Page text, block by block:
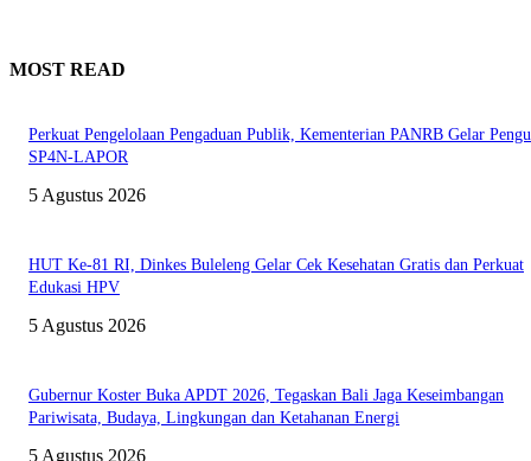
MOST READ
Perkuat Pengelolaan Pengaduan Publik, Kementerian PANRB Gelar
SP4N-LAPOR
5 Agustus 2026
HUT Ke-81 RI, Dinkes Buleleng Gelar Cek Kesehatan Gratis dan Perkuat
Edukasi HPV
5 Agustus 2026
Gubernur Koster Buka APDT 2026, Tegaskan Bali Jaga Keseimbangan
Pariwisata, Budaya, Lingkungan dan Ketahanan Energi
5 Agustus 2026